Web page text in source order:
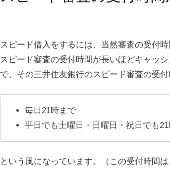
スピード借入をするには、当然審査の受付
スピード審査の受付時間が長いほどキャッ
で、その三井住友銀行のスピード審査の受
毎日21時まで
平日でも土曜日・日曜日・祝日でも
という風になっています。（この受付時間